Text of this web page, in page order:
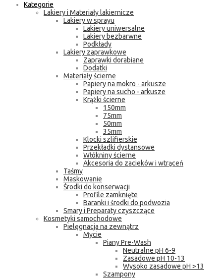
Kategorie
Lakiery i Materiały lakiernicze
Lakiery w sprayu
Lakiery uniwersalne
Lakiery bezbarwne
Podkłady
Lakiery zaprawkowe
Zaprawki dorabiane
Dodatki
Materiały ścierne
Papiery na mokro - arkusze
Papiery na sucho - arkusze
Krążki ścierne
150mm
75mm
50mm
35mm
Klocki szlifierskie
Przekładki dystansowe
Włókniny ścierne
Akcesoria do zacieków i wtrąceń
Taśmy
Maskowanie
Środki do konserwacji
Profile zamknięte
Baranki i środki do podwozia
Smary i Preparaty czyszczące
Kosmetyki samochodowe
Pielęgnacja na zewnątrz
Mycie
Piany Pre-Wash
Neutralne pH 6-9
Zasadowe pH 10-13
Wysoko zasadowe pH >13
Szampony